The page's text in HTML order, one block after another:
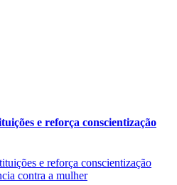
e reforça conscientização